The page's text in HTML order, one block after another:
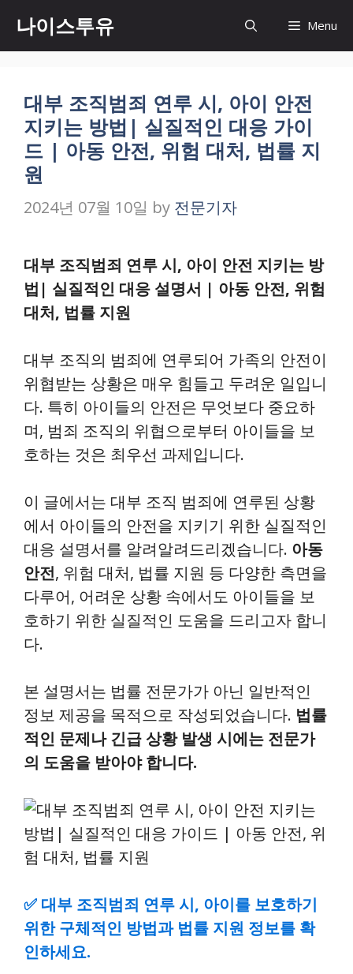
content
나이스투유 Menu
대부 조직범죄 연루 시, 아이 안전
지키는 방법| 실질적인 대응 가이
드 | 아동 안전, 위험 대처, 법률 지
원
2024년 07월 10일 by 전문기자
대부 조직범죄 연루 시, 아이 안전 지키는 방
법| 실질적인 대응 설명서 | 아동 안전, 위험
대처, 법률 지원
대부 조직의 범죄에 연루되어 가족의 안전이
위협받는 상황은 매우 힘들고 두려운 일입니
다. 특히 아이들의 안전은 무엇보다 중요하
며, 범죄 조직의 위협으로부터 아이들을 보
호하는 것은 최우선 과제입니다.
이 글에서는 대부 조직 범죄에 연루된 상황
에서 아이들의 안전을 지키기 위한 실질적인
대응 설명서를 알려알려드리겠습니다. 아동
안전, 위험 대처, 법률 지원 등 다양한 측면을
다루어, 어려운 상황 속에서도 아이들을 보
호하기 위한 실질적인 도움을 드리고자 합니
다.
본 설명서는 법률 전문가가 아닌 일반적인
정보 제공을 목적으로 작성되었습니다. 법률
적인 문제나 긴급 상황 발생 시에는 전문가
의 도움을 받아야 합니다.
✅ 대부 조직범죄 연루 시, 아이를 보호하기
위한 구체적인 방법과 법률 지원 정보를 확
인하세요.